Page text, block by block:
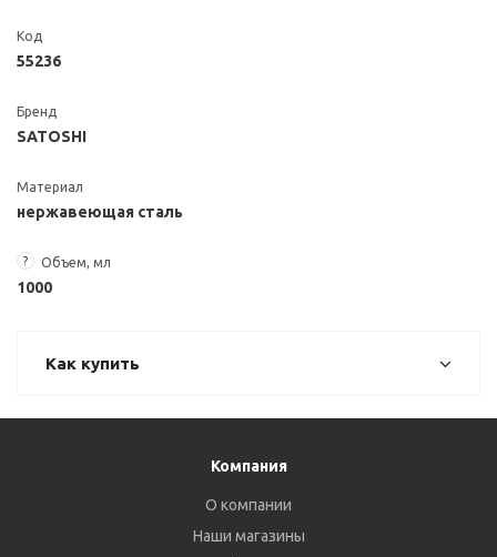
Код
55236
Бренд
SATOSHI
Материал
нержавеющая сталь
? Объем, мл
1000
Как купить
Компания
О компании
Наши магазины